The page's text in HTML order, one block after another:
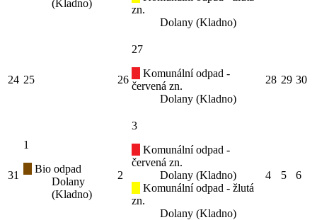
(Kladno)
zn.
Dolany (Kladno)
24 25 26
27
Komunální odpad -
červená zn.
Dolany (Kladno)
28 29 30
31
1
Bio odpad
Dolany
(Kladno)
2
3
Komunální odpad -
červená zn.
Dolany (Kladno)
Komunální odpad - žlutá
zn.
Dolany (Kladno)
4 5 6